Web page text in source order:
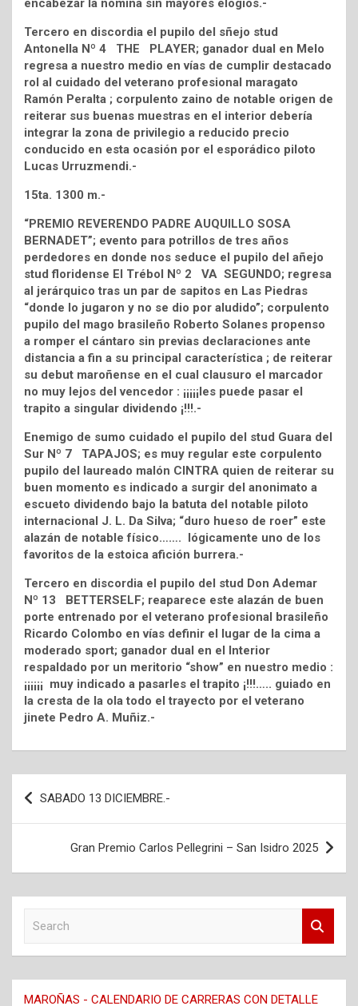
encabezar la nómina sin mayores elogios.-
Tercero en discordia el pupilo del sñejo stud
Antonella Nº 4 THE PLAYER; ganador dual en Melo
regresa a nuestro medio en vías de cumplir destacado
rol al cuidado del veterano profesional maragato
Ramón Peralta ; corpulento zaino de notable origen de
reiterar sus buenas muestras en el interior debería
integrar la zona de privilegio a reducido precio
conducido en esta ocasión por el esporádico piloto
Lucas Urruzmendi.-
15ta. 1300 m.-
“PREMIO REVERENDO PADRE AUQUILLO SOSA
BERNADET”; evento para potrillos de tres años
perdedores en donde nos seduce el pupilo del añejo
stud floridense El Trébol Nº 2 VA SEGUNDO; regresa
al jerárquico tras un par de sapitos en Las Piedras
“donde lo jugaron y no se dio por aludido”; corpulento
pupilo del mago brasileño Roberto Solanes propenso
a romper el cántaro sin previas declaraciones ante
distancia a fin a su principal característica ; de reiterar
su debut maroñense en el cual clausuro el marcador
no muy lejos del vencedor : ¡¡¡¡¡les puede pasar el
trapito a singular dividendo ¡!!!.-
Enemigo de sumo cuidado el pupilo del stud Guara del
Sur Nº 7 TAPAJOS; es muy regular este corpulento
pupilo del laureado malón CINTRA quien de reiterar su
buen momento es indicado a surgir del anonimato a
escueto dividendo bajo la batuta del notable piloto
internacional J. L. Da Silva; “duro hueso de roer” este
alazán de notable físico……. lógicamente uno de los
favoritos de la estoica afición burrera.-
Tercero en discordia el pupilo del stud Don Ademar
Nº 13 BETTERSELF; reaparece este alazán de buen
porte entrenado por el veterano profesional brasileño
Ricardo Colombo en vías definir el lugar de la cima a
moderado sport; ganador dual en el Interior
respaldado por un meritorio “show” en nuestro medio :
¡¡¡¡¡¡ muy indicado a pasarles el trapito ¡!!!….. guiado en
la cresta de la ola todo el trayecto por el veterano
jinete Pedro A. Muñiz.-
Navegación
de
entradas
SABADO 13 DICIEMBRE.-
Gran Premio Carlos Pellegrini – San Isidro 2025
c
h
MAROÑAS - CALENDARIO DE CARRERAS CON DETALLE